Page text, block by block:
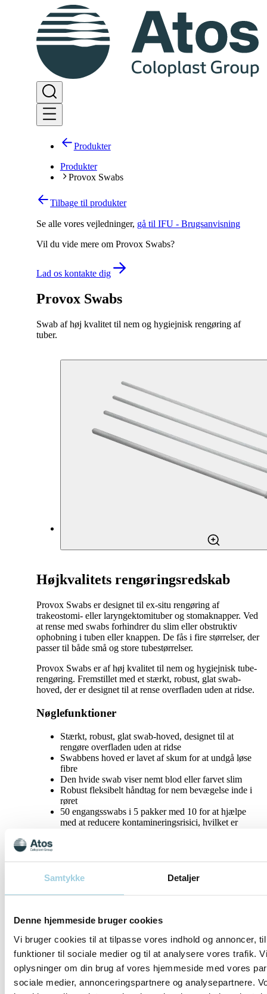
Samtykke Detaljer
Denne hjemmeside bruger cookies
Vi bruger cookies til at tilpasse vores indhold og annoncer,
funktioner til sociale medier og til at analysere vores trafik.
oplysninger om din brug af vores hjemmeside med vores
sociale medier, annonceringspartnere og analysepartnere.
Produkter
Produkter
Provox Swabs
Provox Swabs
Swab af høj kvalitet til nem og hygiejnisk rengøring af
tuber.
Tilbage til produkter
Højkvalitets rengøringsredskab
Provox Swabs er designet til ex-situ rengøring af
trakeostomi- eller laryngektomituber og stomaknapper. Ved
at rense med swabs forhindrer du slim eller obstruktiv
ophobning i tuben eller knappen. De fås i fire størrelser, der
passer til både små og store tubestørrelser.
Provox Swabs er af høj kvalitet til nem og hygiejnisk tube-
rengøring. Fremstillet med et stærkt, robust, glat swab-
hoved, der er designet til at rense overfladen uden at ridse.
Nøglefunktioner
Stærkt, robust, glat swab-hoved, designet til at
rengøre overfladen uden at ridse
Swabbens hoved er lavet af skum for at undgå løse
fibre
Den hvide swab viser nemt blod eller farvet slim
Robust fleksibelt håndtag for nem bevægelse inde i
røret
50 engangsswabs i 5 pakker med 10 for at hjælpe
med at reducere kontamineringsrisici, hvilket er
Se alle vores vejledninger, gå til IFU - Brugsanvisning
Vil du vide mere om Provox Swabs?
Lad os kontakte dig